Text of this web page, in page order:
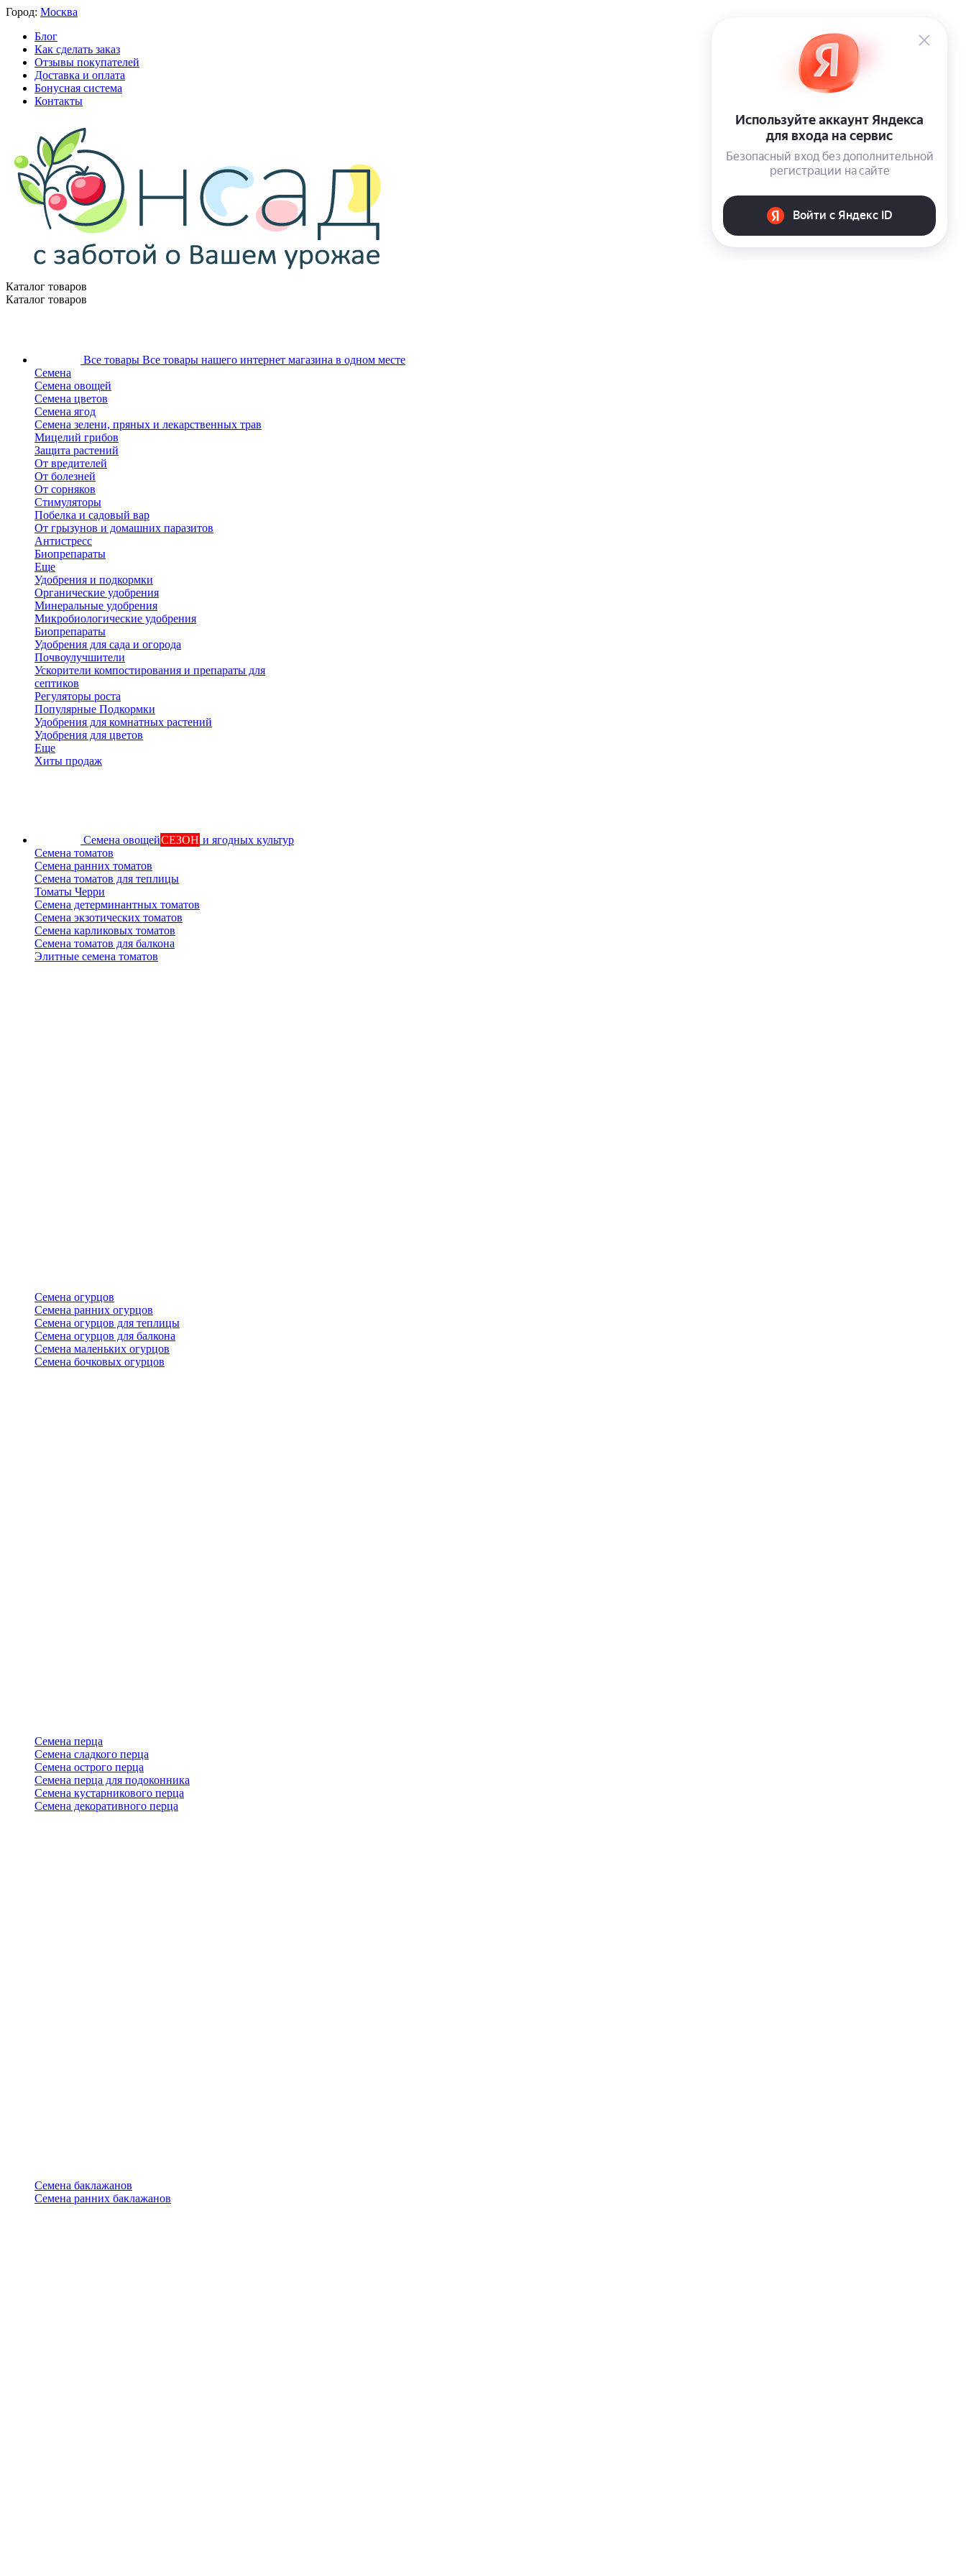
Город: Москва
Блог
Как сделать заказ
Отзывы покупателей
Доставка и оплата
Бонусная система
Контакты
Каталог товаров
Каталог товаров
Все товары Все товары нашего интернет магазина в одном месте
Семена
Семена овощей
Семена цветов
Семена ягод
Семена зелени, пряных и лекарственных трав
Мицелий грибов
Защита растений
От вредителей
От болезней
От сорняков
Стимуляторы
Побелка и садовый вар
От грызунов и домашних паразитов
Антистресс
Биопрепараты
Еще
Удобрения и подкормки
Органические удобрения
Минеральные удобрения
Микробиологические удобрения
Биопрепараты
Удобрения для сада и огорода
Почвоулучшители
Ускорители компостирования и препараты для
септиков
Регуляторы роста
Популярные Подкормки
Удобрения для комнатных растений
Удобрения для цветов
Еще
Хиты продаж
Семена овощейСЕЗОН и ягодных культур
Семена томатов
Семена ранних томатов
Семена томатов для теплицы
Томаты Черри
Семена детерминантных томатов
Семена экзотических томатов
Семена карликовых томатов
Семена томатов для балкона
Элитные семена томатов
Семена огурцов
Семена ранних огурцов
Семена огурцов для теплицы
Семена огурцов для балкона
Семена маленьких огурцов
Семена бочковых огурцов
Семена перца
Семена сладкого перца
Семена острого перца
Семена перца для подоконника
Семена кустарникового перца
Семена декоративного перца
Семена баклажанов
Семена ранних баклажанов